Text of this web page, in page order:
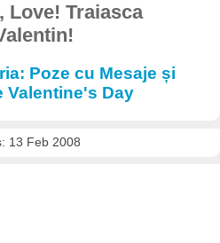
Love! Traiasca
Poze cu Mesaje și
Valentine's Day
13 Feb 2008